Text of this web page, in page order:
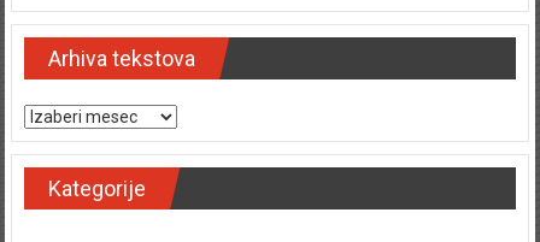
Arhiva tekstova
Arhiva tekstova
Kategorije